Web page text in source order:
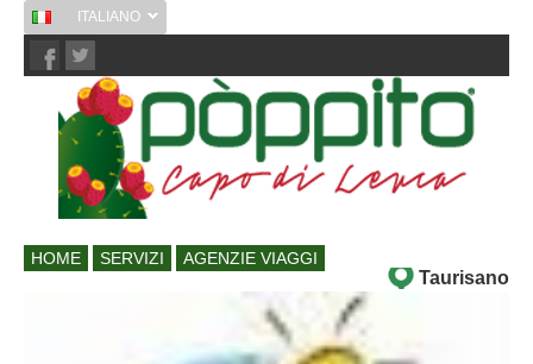
ITALIANO
HOME SERVIZI AGENZIE VIAGGI
Taurisano